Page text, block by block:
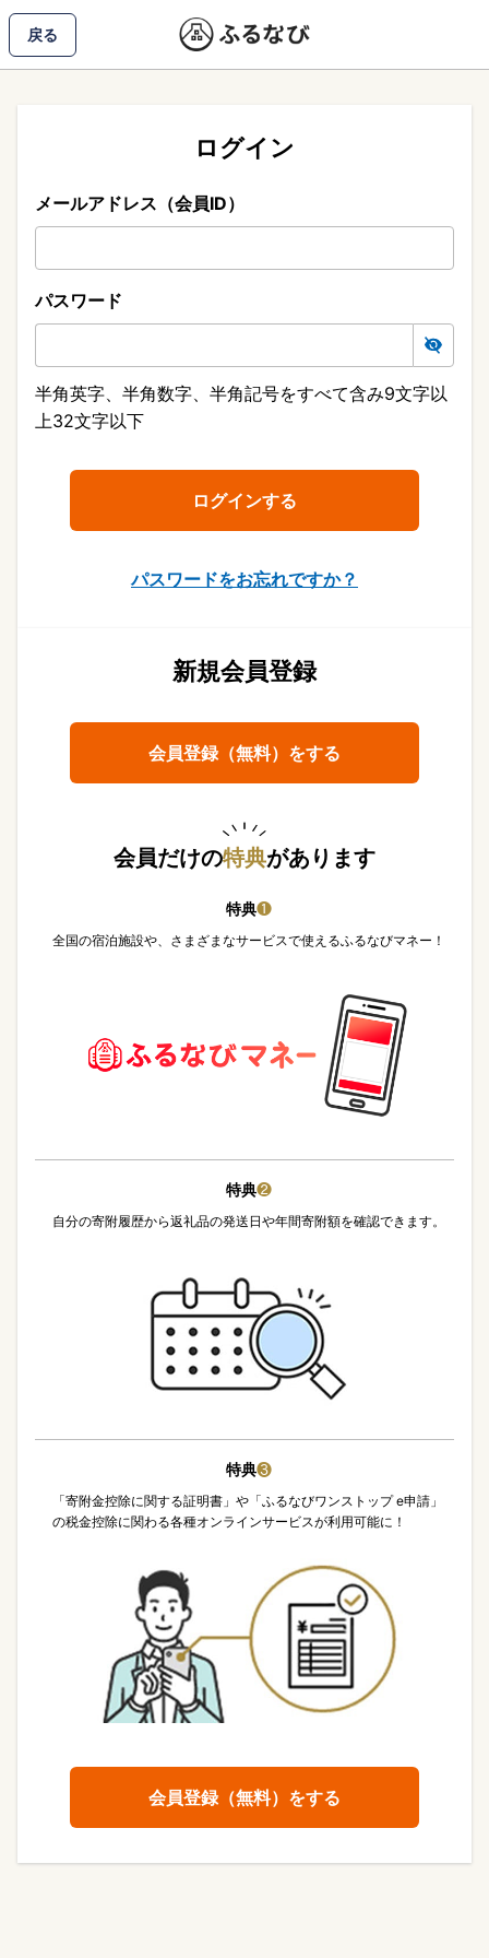
戻る
ログイン
メールアドレス（会員ID）
パスワード
半角英字、半角数字、半角記号をすべて含み9文字以
上32文字以下
パスワードをお忘れですか？
新規会員登録
会員登録（無料）をする
会員だけの特典があります
特典❶
全国の宿泊施設や、さまざまなサービスで使えるふるなびマネー！
特典❷
自分の寄附履歴から返礼品の発送日や年間寄附額を確認できます。
特典❸
「寄附金控除に関する証明書」や「ふるなびワンストップ e申請」
の税金控除に関わる各種オンラインサービスが利用可能に！
会員登録（無料）をする